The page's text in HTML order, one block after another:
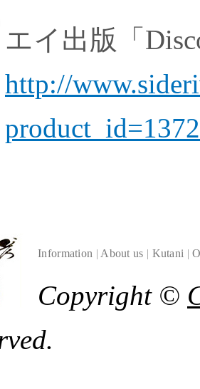
エイ出版「
http://
Information | About us | Kutani |
Copyright ©